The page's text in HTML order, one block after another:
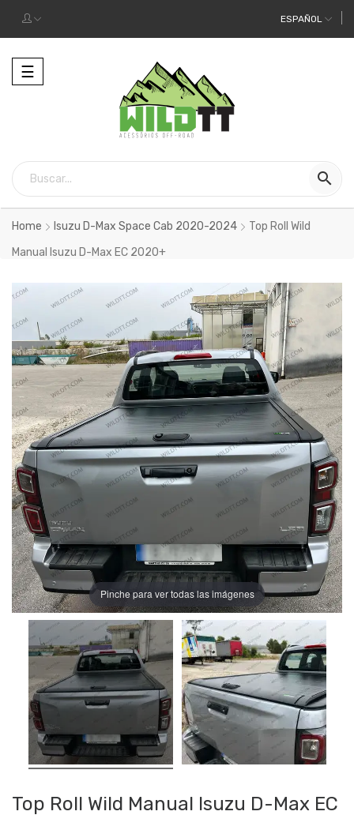
ESPAÑOL
Alternar
la
☰

Home Isuzu D-Max Space Cab 2020-2024
Top Roll Wild
Manual Isuzu D-Max EC 2020+
Pinche para ver todas las imágenes
Top Roll Wild Manual Isuzu D-Max EC